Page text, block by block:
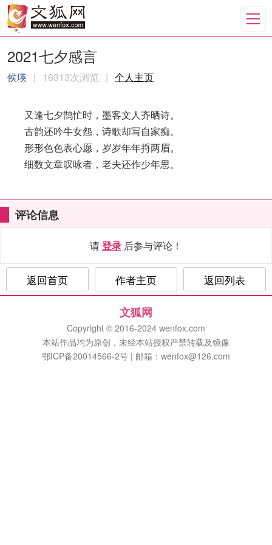
2021七夕感言
侯瑛 | 16313次浏览 | 个人主页
又逢七夕鹊忙时，墨客文人齐晒诗。
古韵还吟牛女怨，诗歌却写自家痴。
形形色色表心愿，岁岁年年捋两眉。
细数文章叹咏者，老夫还作少年思。
评论信息
请登录 后参与评论！
返回首页 作者主页 返回列表
文狐网
Copyright © 2016-2024 wenfox.com
本站作品均为原创，未经本站授权严禁转载及镜像
鄂ICP备20014566-2号 | 邮箱：wenfox@126.com